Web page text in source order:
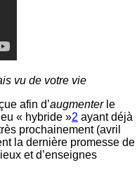
vu de votre vie
afin d’augmenterle
« hybride »2 ayant déjà
prochainement (avril
la dernière promesse de
et d’enseignes